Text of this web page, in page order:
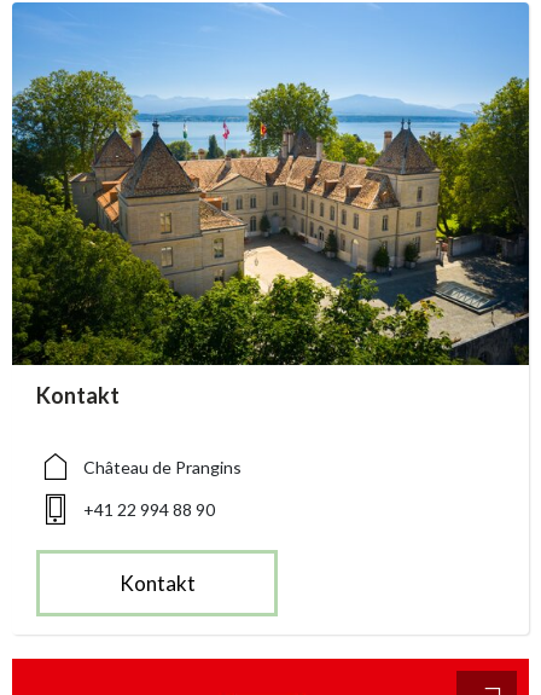
accessibility.sr-only.person_card_info
Kontakt
accessibility.sr-only.museum
Château de Prangins
accessibility.sr-only.phone
+41 22 994 88 90
Kontakt